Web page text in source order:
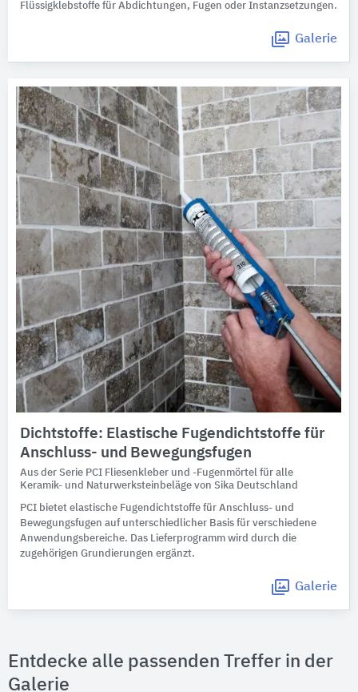
Flüssigklebstoffe für Abdichtungen, Fugen oder Instanzsetzungen.
Galerie
Dichtstoffe: Elastische Fugendichtstoffe für
Anschluss- und Bewegungsfugen
Aus der Serie PCI Fliesenkleber und -Fugenmörtel für alle
Keramik- und Naturwerksteinbeläge von Sika Deutschland
PCI bietet elastische Fugendichtstoffe für Anschluss- und
Bewegungsfugen auf unterschiedlicher Basis für verschiedene
Anwendungsbereiche. Das Lieferprogramm wird durch die
zugehörigen Grundierungen ergänzt.
Galerie
Entdecke alle passenden Treffer in der
Galerie